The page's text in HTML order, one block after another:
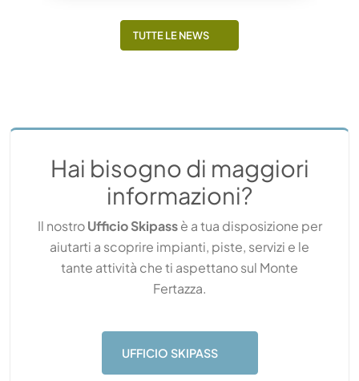
TUTTE LE NEWS
Hai bisogno di maggiori
informazioni?
Il nostroUfficio Skipassè a tua disposizione per
aiutarti a scoprire impianti, piste, servizi e le
tante attività che ti aspettano sul Monte
Fertazza.
UFFICIO SKIPASS